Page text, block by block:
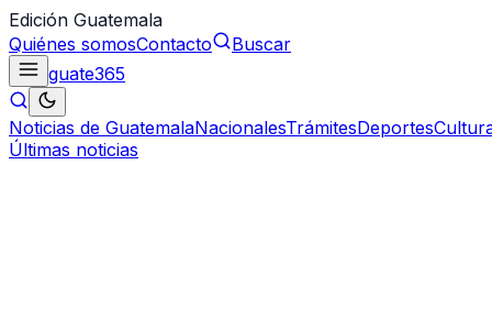
Edición Guatemala
Quiénes somosContacto
Buscar
guate365
Noticias de GuatemalaNacionalesTrámitesDeportes
Últimas noticias